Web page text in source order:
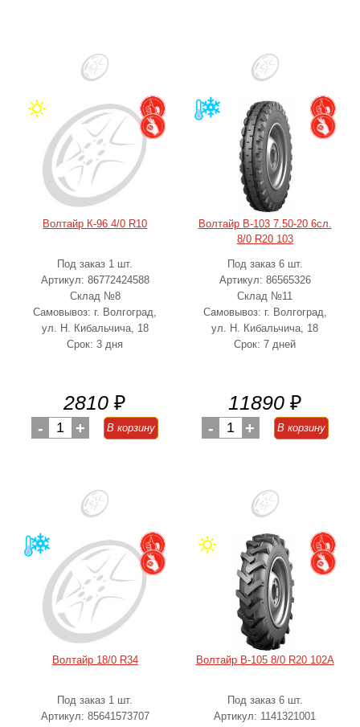
Волтайр К-96 4/0 R10
Под заказ 1 шт.
Артикул: 86772424588
Склад №8
Самовывоз: г. Волгоград,
ул. Н. Кибальчича, 18
Срок: 3 дня
2810 ₽
- 1 + В корзину
Волтайр B-103 7.50-20 6сл.
8/0 R20 103
Под заказ 6 шт.
Артикул: 86565326
Склад №11
Самовывоз: г. Волгоград,
ул. Н. Кибальчича, 18
Срок: 7 дней
11890 ₽
- 1 + В корзину
Волтайр 18/0 R34
Под заказ 1 шт.
Артикул: 85641573707
Волтайр В-105 8/0 R20 102А
Под заказ 6 шт.
Артикул: 1141321001